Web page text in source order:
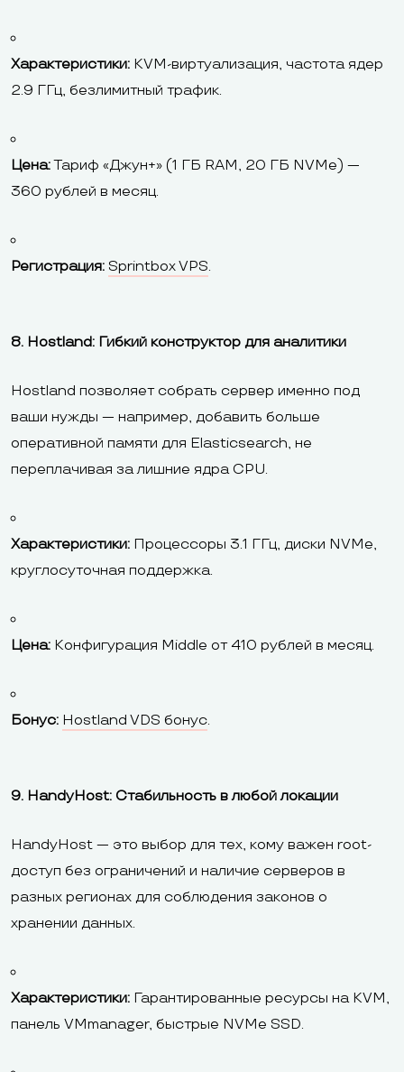
Характеристики: KVM-виртуализация, частота ядер
2.9 ГГц, безлимитный трафик.
Цена:Тариф «Джун+» (1 ГБ RAM, 20 ГБ NVMe) —
360 рублей в месяц.
Регистрация: Sprintbox VPS.
8. Hostland: Гибкий конструктор для аналитики
Hostland позволяет собрать сервер именно под
ваши нужды — например, добавить больше
оперативной памяти для Elasticsearch, не
переплачивая за лишние ядра CPU.
Характеристики: Процессоры 3.1 ГГц, диски NVMe,
круглосуточная поддержка.
Цена: Конфигурация Middle от 410 рублей в месяц.
Бонус: Hostland VDS бонус.
9. HandyHost: Стабильность в любой локации
HandyHost — это выбор для тех, кому важен root-
доступ без ограничений и наличие серверов в
разных регионах для соблюдения законов о
хранении данных.
Характеристики: Гарантированные ресурсы на KVM,
панель VMmanager, быстрые NVMe SSD.